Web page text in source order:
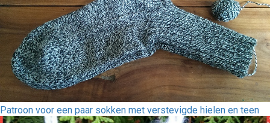
Patroon voor een paar sokken met verstevigde hielen en teen